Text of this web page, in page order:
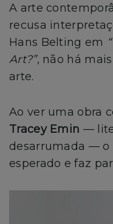
A arte
recusa
Hans Belting em
Art?”, não há
arte.
Ao ver uma obra
Tracey Emin —
desarrumada — o
esperado e faz